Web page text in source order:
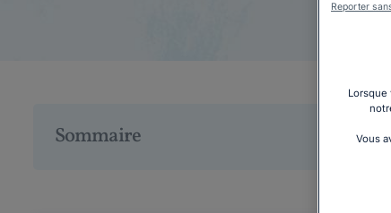
Sommaire
Lorsque
Vous
Reporter